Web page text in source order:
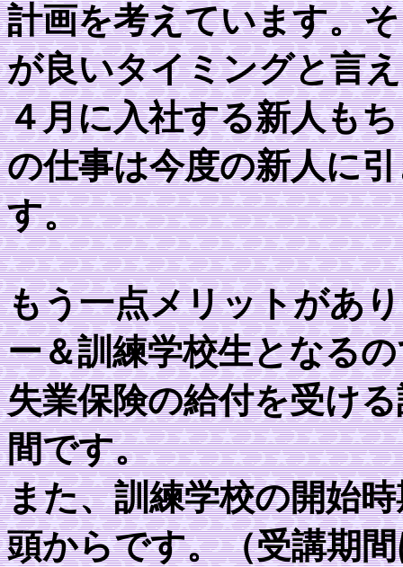
計画を考えています。
が良いタイミングと言
４月に入社する新人も
の仕事は今度の新人に
す。
もう一点メリットがあ
ー＆訓練学校生となる
失業保険の給付を受け
間です。
また、訓練学校の開始
頭からです。（受講期